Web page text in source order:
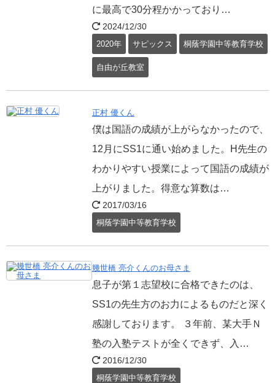
に最高で30分程かかっており…
2024/12/30
2020年 サピックス 桐蔭学園中等教育学校
自由が丘教室
正村 優くん
僕は国語の成績が上がらなかったので、
12月にSS1に通い始めました。H先生の
わかりやすい授業によって国語の成績が
上がりました。得意な算数は…
2017/03/16
桐蔭学園中等教育学校
幾世橋 亮介くんのお母さま
息子が第１志望校に合格できたのは、
SS1の先生方のお力によるものだと深く
感謝しております。 ３年前、某大手Ｎ
塾の入塾テストが全くできず、入…
2016/12/30
桐蔭学園中等教育学校